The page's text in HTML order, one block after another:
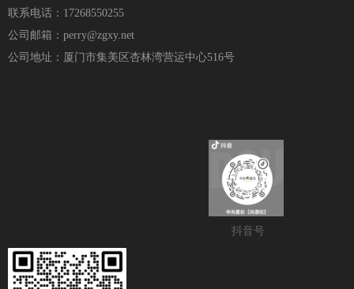
联系电话：17268550255
公司邮箱：perry@zgxy.net
公司地址：厦门市集美区杏林湾营运中心516号
抖音号